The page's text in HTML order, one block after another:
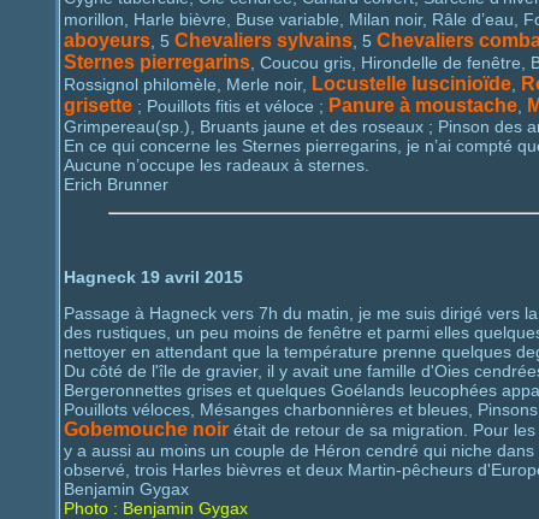
morillon, Harle bièvre, Buse variable, Milan noir, Râle d’eau,
aboyeurs , 5 Chevaliers sylvains , 5 Chevaliers
Sternes pierregarins , Coucou gris, Hirondelle de
Rossignol philomèle, Merle noir,
Locustelle luscinioïde
grisette ; Pouillots fitis et véloce ; Panure à moustache
Grimpereau(sp.), Bruants jaune et des roseaux ; Pinson des
En ce qui concerne les Sternes pierregarins, je n’ai compté
Aucune n’occupe les radeaux à sternes.
Erich Brunner
Hagneck 19 avril 2015
Passage à Hagneck vers 7h du matin, je me suis dirigé vers
des rustiques, un peu moins de fenêtre et parmi elles
nettoyer en attendant que la température prenne quelques
Du côté de l'île de gravier, il y avait une famille d'Oies
Bergeronnettes grises et quelques Goélands leucophées
Pouillots véloces, Mésanges charbonnières et bleues,
Gobemouche noir était de retour de sa migration. Pour
y a aussi au moins un couple de Héron cendré qui niche
observé, trois Harles bièvres et deux Martin-pêcheurs
Benjamin Gygax
Photo : Benjamin Gygax